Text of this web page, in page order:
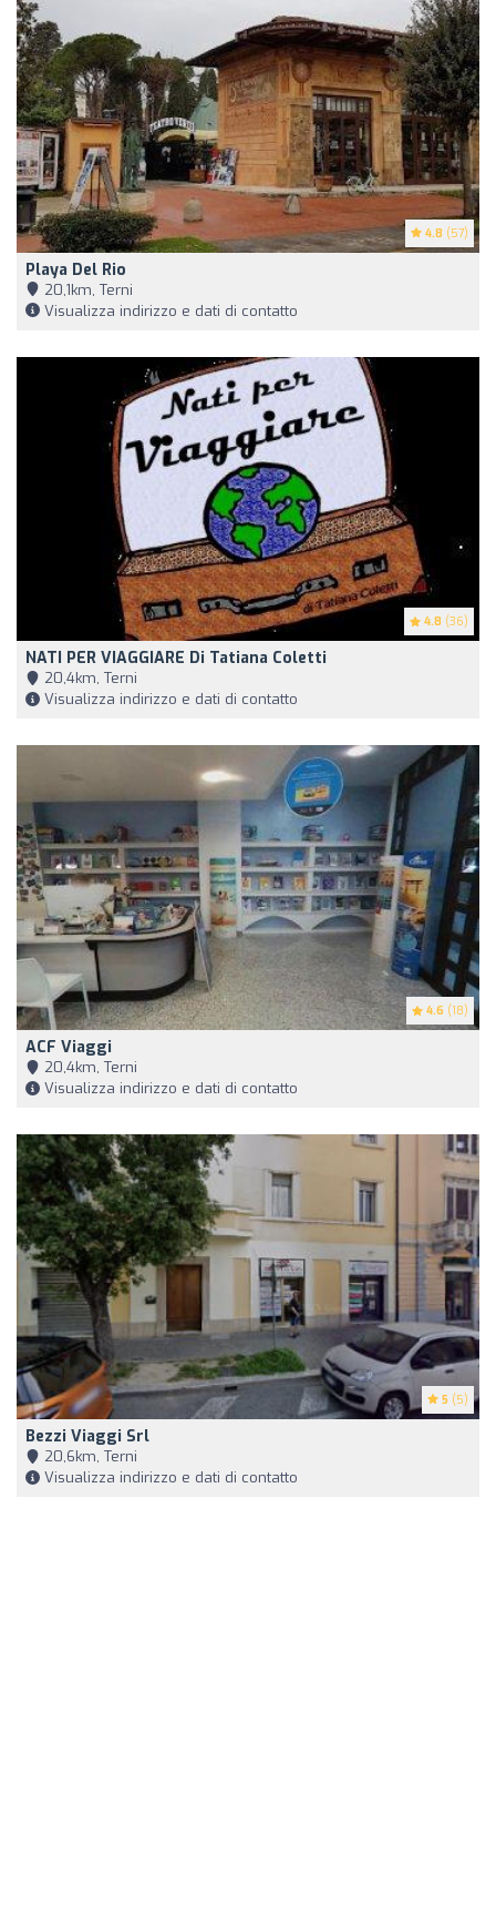
4.8 (57)
Playa Del Rio
20,1km, Terni
Visualizza indirizzo e dati di contatto
4.8 (36)
NATI PER VIAGGIARE Di Tatiana Coletti
20,4km, Terni
Visualizza indirizzo e dati di contatto
4.6 (18)
ACF Viaggi
20,4km, Terni
Visualizza indirizzo e dati di contatto
5 (5)
Bezzi Viaggi Srl
20,6km, Terni
Visualizza indirizzo e dati di contatto